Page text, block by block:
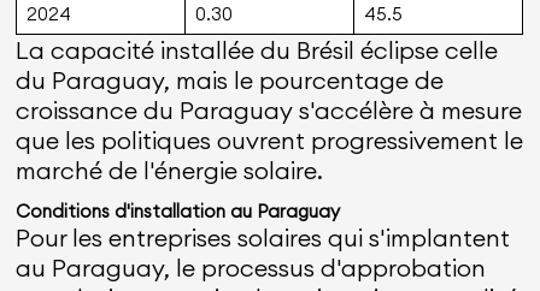
2024
0.30 45.5
La capacité installée du Brésil éclipse celle
du Paraguay, mais le pourcentage de
croissance du Paraguay s'accélère à mesure
que les politiques ouvrent progressivement le
marché de l'énergie solaire.
Conditions d'installation au Paraguay
Pour les entreprises solaires qui s'implantent
au Paraguay, le processus d'approbation